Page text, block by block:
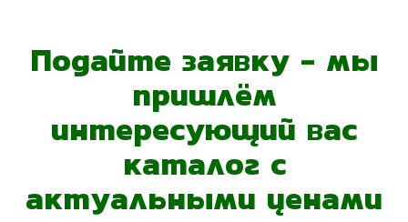
Подайте заявку - мы
пришлём
интересующий вас
каталог с
актуальными ценами